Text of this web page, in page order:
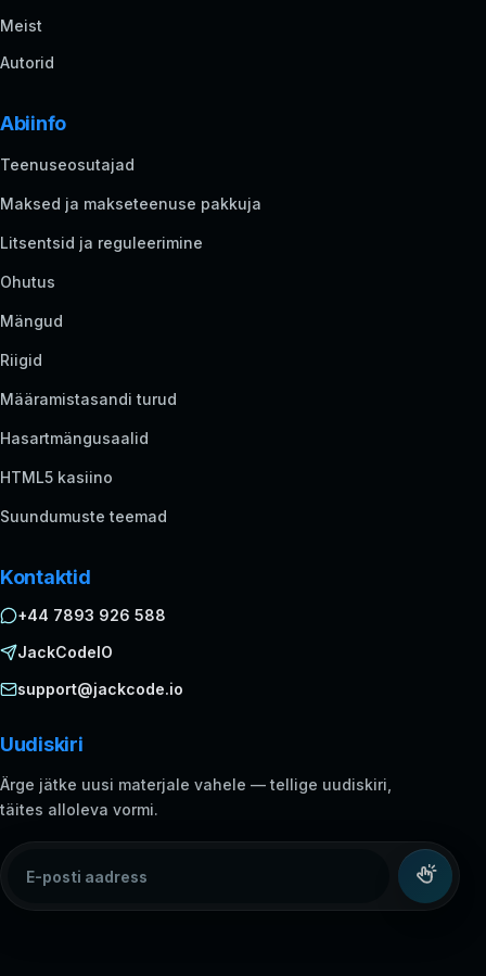
Meist
Autorid
Abiinfo
Teenuseosutajad
Maksed ja makseteenuse pakkuja
Litsentsid ja reguleerimine
Ohutus
Mängud
Riigid
Määramistasandi turud
Hasartmängusaalid
HTML5 kasiino
Suundumuste teemad
Kontaktid
+44 7893 926 588
JackCodeIO
support@jackcode.io
Uudiskiri
Ärge jätke uusi materjale vahele — tellige uudiskiri,
täites alloleva vormi.